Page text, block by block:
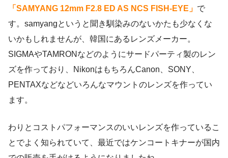
「SAMYANG 12mm F2.8 ED AS NCS FISH-EYE」 で
す。samyangというと聞き馴染みのないかたも少なくな
いかもしれませんが、韓国にあるレンズメーカー。
SIGMAやTAMRONなどのようにサードパーティ製のレン
ズを作っており、NikonはもちろんCanon、SONY、
PENTAXなどなどいろんなマウントのレンズを作ってい
ます。
わりとコストパフォーマンスのいいレンズを作っているこ
とでよく知られていて、最近ではケンコートキナーが国内